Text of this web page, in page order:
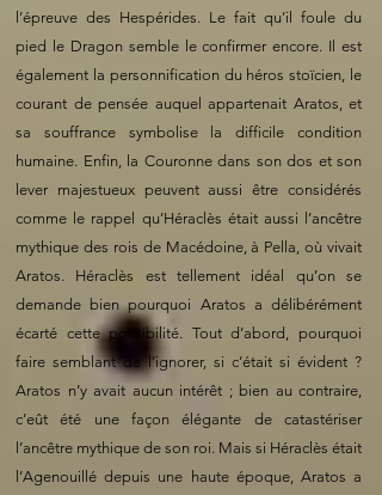
l’épreuve des Hespérides. Le fait qu’il foule du
pied le Dragon semble le confirmer encore. Il est
également la personnification du héros stoïcien, le
courant de pensée auquel appartenait Aratos, et
sa souffrance symbolise la difficile condition
humaine. Enfin, la Couronne dans son dos et son
lever majestueux peuvent aussi être considérés
comme le rappel qu’Héraclès était aussi l’ancêtre
mythique des rois de Macédoine, à Pella, où vivait
Aratos. Héraclès est tellement idéal qu’on se
demande bien pourquoi Aratos a délibérément
écarté cette possibilité. Tout d’abord, pourquoi
faire semblant de l’ignorer, si c’était si évident ?
Aratos n’y avait aucun intérêt ; bien au contraire,
c’eût été une façon élégante de catastériser
l’ancêtre mythique de son roi. Mais si Héraclès était
l’Agenouillé depuis une haute époque, Aratos a